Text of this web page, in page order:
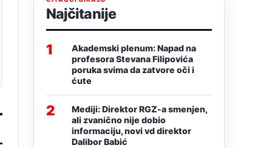
Najčitanije
1
Akademski plenum: Napad na
profesora Stevana Filipovića
poruka svima da zatvore oči i
ćute
2
Mediji: Direktor RGZ-a smenjen,
ali zvanično nije dobio
informaciju, novi vd direktor
Dalibor Babić